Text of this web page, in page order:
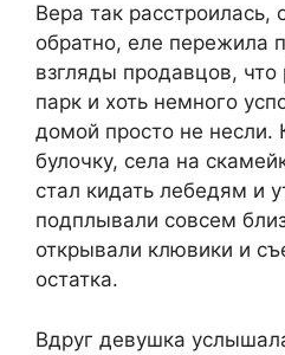
Вера так расстроилась,
обратно, еле пережила
взгляды продавцов,
парк и хоть немного
домой просто не несли.
булочку, села на
стал кидать лебедям и
подплывали совсем
открывали клювики и
остатка.
Вдруг девушка